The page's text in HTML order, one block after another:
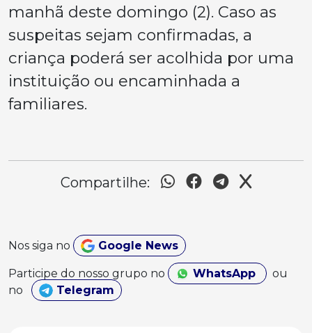
manhã deste domingo (2). Caso as
suspeitas sejam confirmadas, a
criança poderá ser acolhida por uma
instituição ou encaminhada a
familiares.
Compartilhe:
Nos siga no Google News
Participe do nosso grupo no WhatsApp
ou
no
Telegram